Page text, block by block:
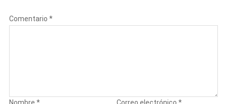
Comentario *